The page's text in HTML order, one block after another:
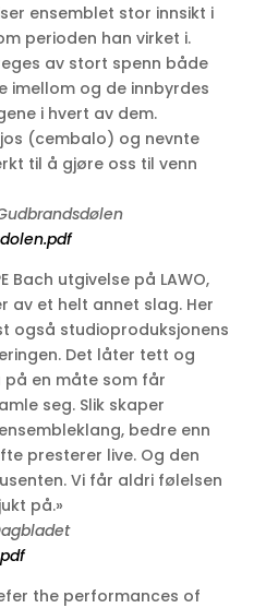
ensemblet stor innsikt i
perioden han virket i.
av stort spenn både
imellom og de innbyrdes
i hvert av dem.
(cembalo) og nevnte
til å gjøre oss til venn
Bach utgivelse på LAWO,
av et helt annet slag. Her
også studioproduksjonens
Det låter tett og
på en måte som får
seg. Slik skaper
bedre enn
presterer live. Og den
Vi får aldri følelsen
på.»
the performances of